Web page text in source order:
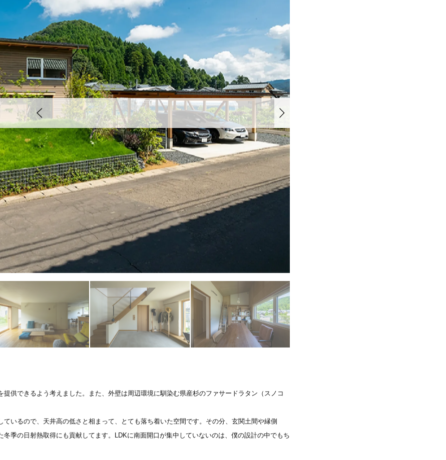
供できるよう考えました。また、外壁は周辺環境に馴染む県産杉のファサードラタン（スノコ
いるので、天井高の低さと相まって、とても落ち着いた空間です。その分、玄関土間や縁側
季の日射熱取得にも貢献してます。LDKに南面開口が集中していないのは、僕の設計の中でもち